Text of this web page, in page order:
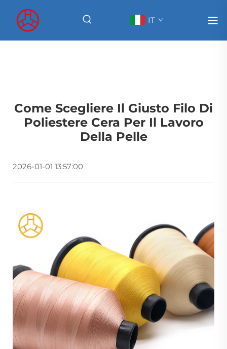
IT
Come Scegliere Il Giusto Filo Di
Poliestere Cera Per Il Lavoro
Della Pelle
2026-01-01 13:57:00